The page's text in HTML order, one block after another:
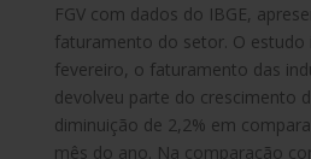
FGV com dados do IBGE,
faturamento do setor. O estudo
fevereiro, o faturamento das
devolveu parte do crescimento
diminuição de 2,2% em
mês do ano. Na comparação